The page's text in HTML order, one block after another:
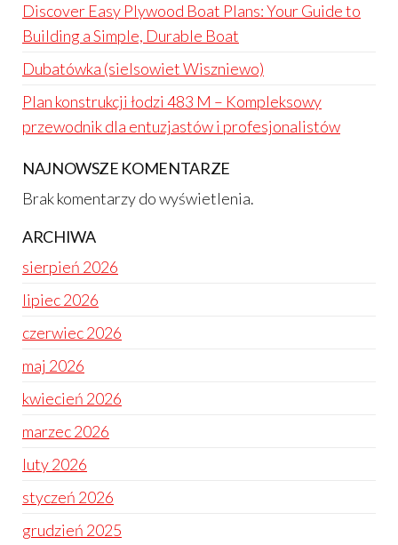
Discover Easy Plywood Boat Plans: Your Guide to
Building a Simple, Durable Boat
Dubatówka (sielsowiet Wiszniewo)
Plan konstrukcji łodzi 483 M – Kompleksowy
przewodnik dla entuzjastów i profesjonalistów
NAJNOWSZE KOMENTARZE
Brak komentarzy do wyświetlenia.
ARCHIWA
sierpień 2026
lipiec 2026
czerwiec 2026
maj 2026
kwiecień 2026
marzec 2026
luty 2026
styczeń 2026
grudzień 2025